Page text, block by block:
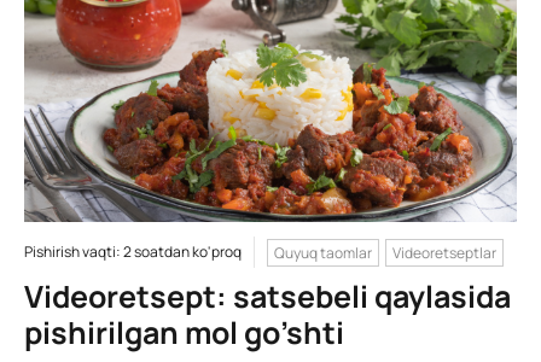
Pishirish vaqti: 2 soatdan ko'proq Quyuq taomlar Videoretseptlar
Videoretsept: satsebeli qaylasida
pishirilgan mol go’shti